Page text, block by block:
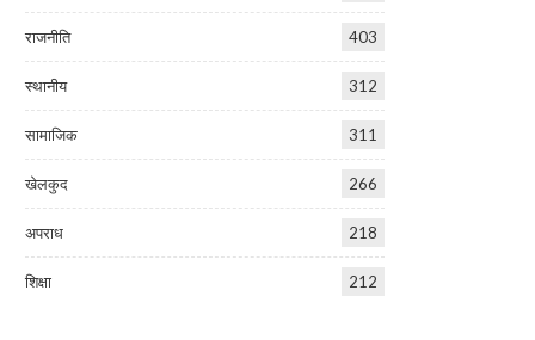
राजनीति 403
स्थानीय 312
सामाजिक 311
खेलकुद 266
अपराध 218
शिक्षा 212